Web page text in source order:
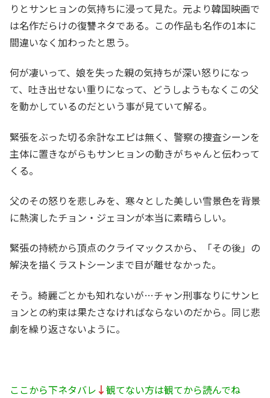
りとサンヒョンの気持ちに浸って見た。元より韓国映画で
は名作だらけの復讐ネタである。この作品も名作の1本に
間違いなく加わったと思う。
何が凄いって、娘を失った親の気持ちが深い怒りになっ
て、吐き出せない重りになって、どうしようもなくこの父
を動かしているのだという事が見ていて解る。
緊張をぶった切る余計なエピは無く、警察の捜査シーンを
主体に置きながらもサンヒョンの動きがちゃんと伝わって
くる。
父のその怒りを悲しみを、寒々とした美しい雪景色を背景
に熱演したチョン・ジェヨンが本当に素晴らしい。
緊張の持続から頂点のクライマックスから、「その後」の
解決を描くラストシーンまで目が離せなかった。
そう。綺麗ごとかも知れないが…チャン刑事なりにサンヒ
ョンとの約束は果たさなければならないのだから。同じ悲
劇を繰り返さないように。
ここから下ネタバレ ↓観てない方は観てから読んでね